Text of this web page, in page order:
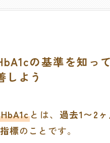
の基準を知っ
しよう
HbA1cとは、 過去1〜2
指標のことです。